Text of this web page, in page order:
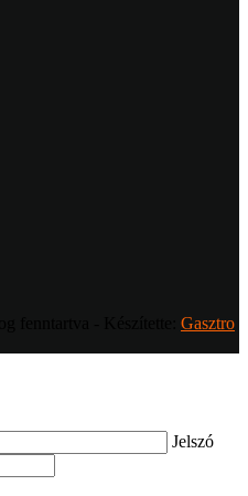
Gasztro
Jelszó